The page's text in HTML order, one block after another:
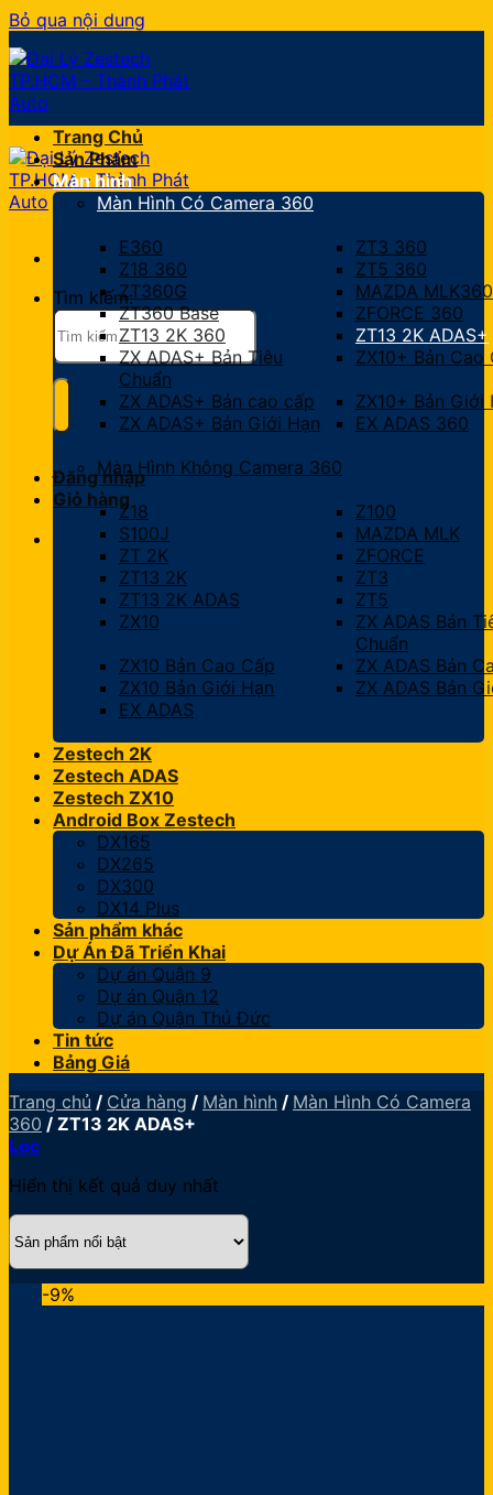
Bỏ qua nội dung
Tìm kiếm:
Đăng nhập
Giỏ hàng
Trang Chủ
Sản Phẩm
Màn hình
Màn Hình Có Camera 360
E360
ZT3 360
Z18 360
ZT5 360
ZT360G
MAZDA MLK360
ZT360 Base
ZFORCE 360
ZT13 2K 360
ZT13 2K ADAS+
ZX ADAS+ Bản Tiêu
Chuẩn
ZX10+ Bản Cao
ZX ADAS+ Bản cao cấp
ZX10+ Bản Giới
ZX ADAS+ Bản Giới Hạn
EX ADAS 360
Màn Hình Không Camera 360
Z18
Z100
S100J
MAZDA MLK
ZT 2K
ZFORCE
ZT13 2K
ZT3
ZT13 2K ADAS
ZT5
ZX10
ZX ADAS Bản
Chuẩn
ZX10 Bản Cao Cấp
ZX ADAS Bản
ZX10 Bản Giới Hạn
ZX ADAS Bản
EX ADAS
Zestech 2K
Zestech ADAS
Zestech ZX10
Android Box Zestech
DX165
DX265
DX300
DX14 Plus
Sản phẩm khác
Dự Án Đã Triển Khai
Dự án Quận 9
Dự án Quận 12
Dự án Quận Thủ Đức
Tin tức
Bảng Giá
Trang chủ / Cửa hàng / Màn hình / Màn Hình Có Camera
360 / ZT13 2K ADAS+
Lọc
Hiển thị kết quả duy nhất
-9%